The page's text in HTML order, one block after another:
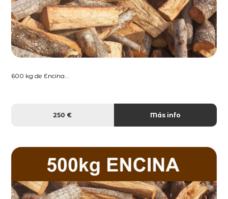
600 kg de Encina...
250 € Más info